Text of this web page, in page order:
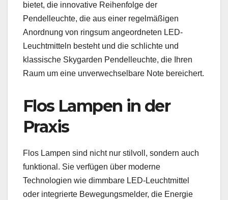
bietet, die innovative Reihenfolge der
Pendelleuchte, die aus einer regelmäßigen
Anordnung von ringsum angeordneten LED-
Leuchtmitteln besteht und die schlichte und
klassische Skygarden Pendelleuchte, die Ihren
Raum um eine unverwechselbare Note bereichert.
Flos Lampen in der
Praxis
Flos Lampen sind nicht nur stilvoll, sondern auch
funktional. Sie verfügen über moderne
Technologien wie dimmbare LED-Leuchtmittel
oder integrierte Bewegungsmelder, die Energie